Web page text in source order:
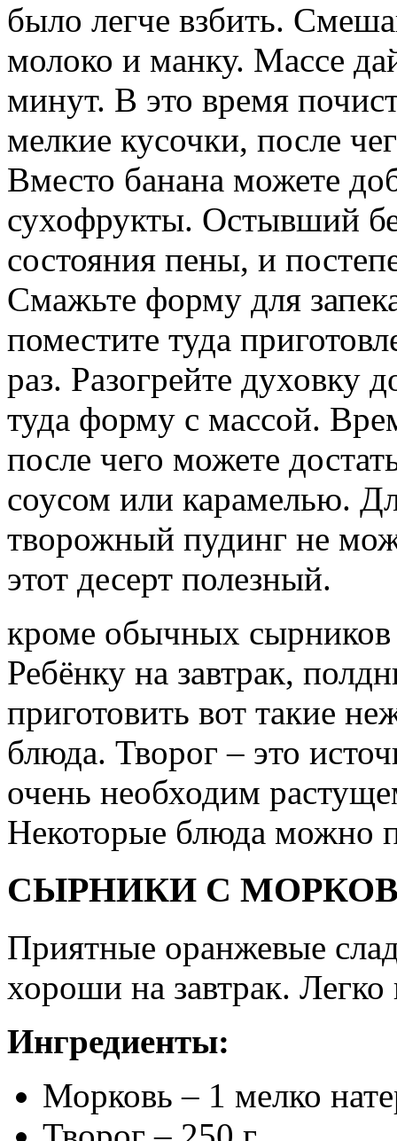
было легче взбить.
молоко и манку. Массе
минут. В это время
мелкие кусочки, после
Вместо банана можете
сухофрукты. Остывший
состояния пены, и
Смажьте форму для
поместите туда
раз. Разогрейте духовку
туда форму с массой.
после чего можете
соусом или карамелью.
творожный пудинг не
этот десерт полезный.
кроме обычных сырников
Ребёнку на завтрак,
приготовить вот такие
блюда. Творог – это
очень необходим
Некоторые блюда можно
СЫРНИКИ С
Приятные оранжевые
хороши на завтрак.
Ингредиенты:
Морковь – 1 мелко